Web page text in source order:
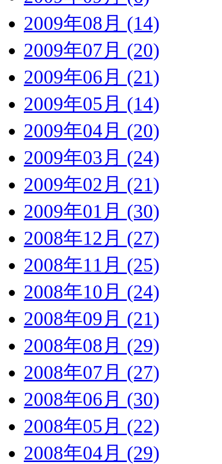
2009年08月 (14)
2009年07月 (20)
2009年06月 (21)
2009年05月 (14)
2009年04月 (20)
2009年03月 (24)
2009年02月 (21)
2009年01月 (30)
2008年12月 (27)
2008年11月 (25)
2008年10月 (24)
2008年09月 (21)
2008年08月 (29)
2008年07月 (27)
2008年06月 (30)
2008年05月 (22)
2008年04月 (29)